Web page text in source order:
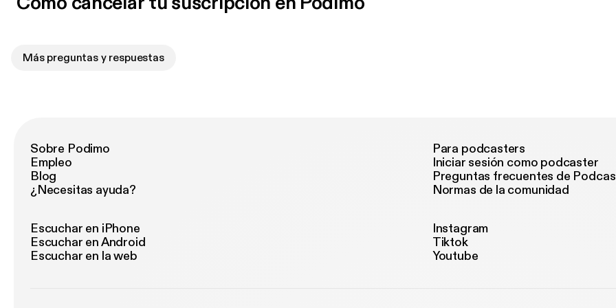
Más preguntas y respuestas
Sobre Podimo
Empleo
Blog
¿Necesitas ayuda?
Para podcasters
Iniciar sesión como podcaster
Preguntas frecuentes de
Normas de la comunidad
Escuchar en iPhone
Escuchar en Android
Escuchar en la web
Instagram
Tiktok
Youtube